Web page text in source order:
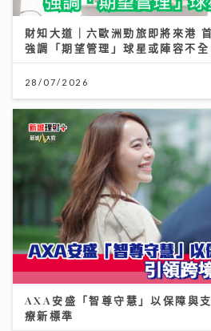
財知大道｜六歐洲勁旅即將來港
強調「期望管理」球星或陣容不全
28/07/2026
AXA安盛「智尊守慧」以保障與
療新標準